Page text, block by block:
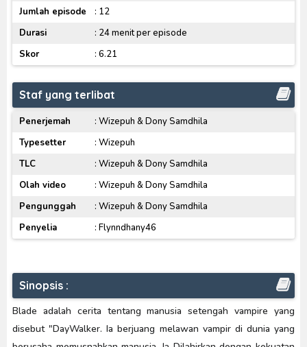
Jumlah episode
: 12
Durasi
: 24 menit per episode
Skor
: 6.21
Staf yang terlibat
Penerjemah
: Wizepuh & Dony Samdhila
Typesetter
: Wizepuh
TLC
: Wizepuh & Dony Samdhila
Olah video
: Wizepuh & Dony Samdhila
Pengunggah
: Wizepuh & Dony Samdhila
Penyelia
: Flynndhany46
Sinopsis :
Blade adalah cerita tentang manusia setengah vampire yang
disebut "DayWalker. Ia berjuang melawan vampir di dunia yang